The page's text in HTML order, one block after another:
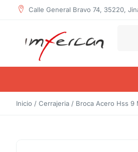
Calle General Bravo 74, 35220,
Inicio / Cerrajeria / Broca Acero Hss 9